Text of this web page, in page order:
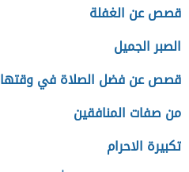
قصص عن الغفلة
الصبر الجميل
قصص عن فضل الصلاة في وقتها
من صفات المنافقين
تكبيرة الاحرام